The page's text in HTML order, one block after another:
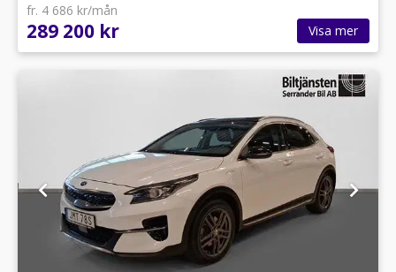
fr. 4 686 kr/mån
289 200 kr Visa mer